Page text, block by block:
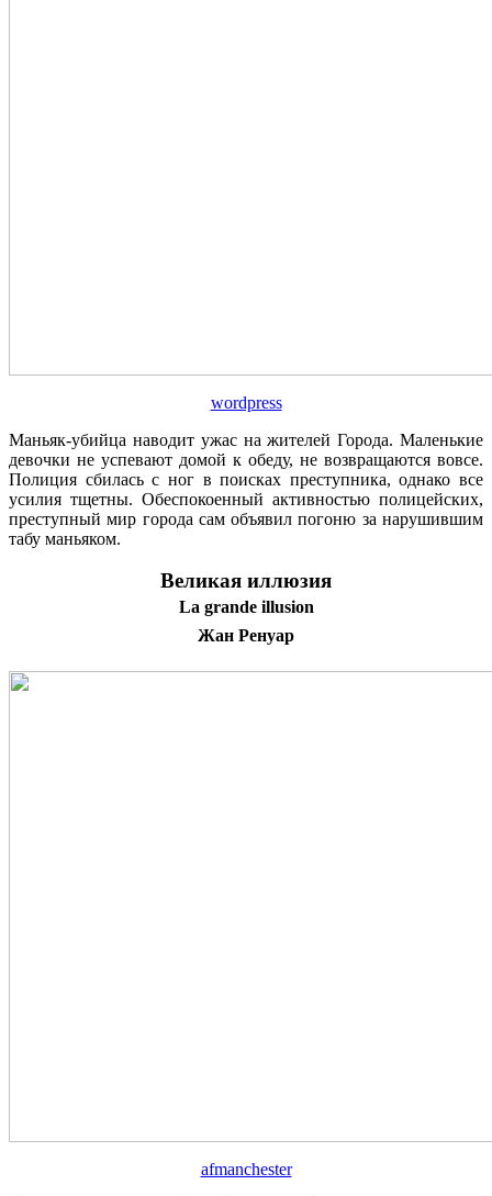
wordpress
Маньяк-убийца наводит ужас на жителей Города. Маленькие
девочки не успевают домой к обеду, не возвращаются вовсе.
Полиция сбилась с ног в поисках преступника, однако все
усилия тщетны. Обеспокоенный активностью полицейских,
преступный мир города сам объявил погоню за нарушившим
табу маньяком.
Великая иллюзия
La grande illusion
Жан Ренуар
afmanchester